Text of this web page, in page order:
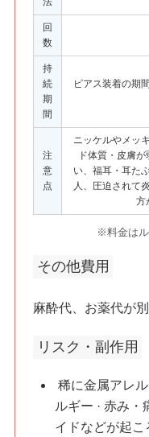
回
数
持
続
期
間
ピアス装着の期
注
意
点
ニッケルやメッ
ド体質・皮膚
い、福耳・耳た
人、圧迫されて
方
※料金は
その他費用
麻酔代、お薬代が
リスク・副作用
稀に金属アレ
ルギー · 赤み・
イドなどが起こ